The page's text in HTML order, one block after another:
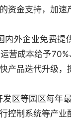
资金支持，加速
外企业免费
营成本给予
产品迭代升级，
区等园区每年
控制系统等产业